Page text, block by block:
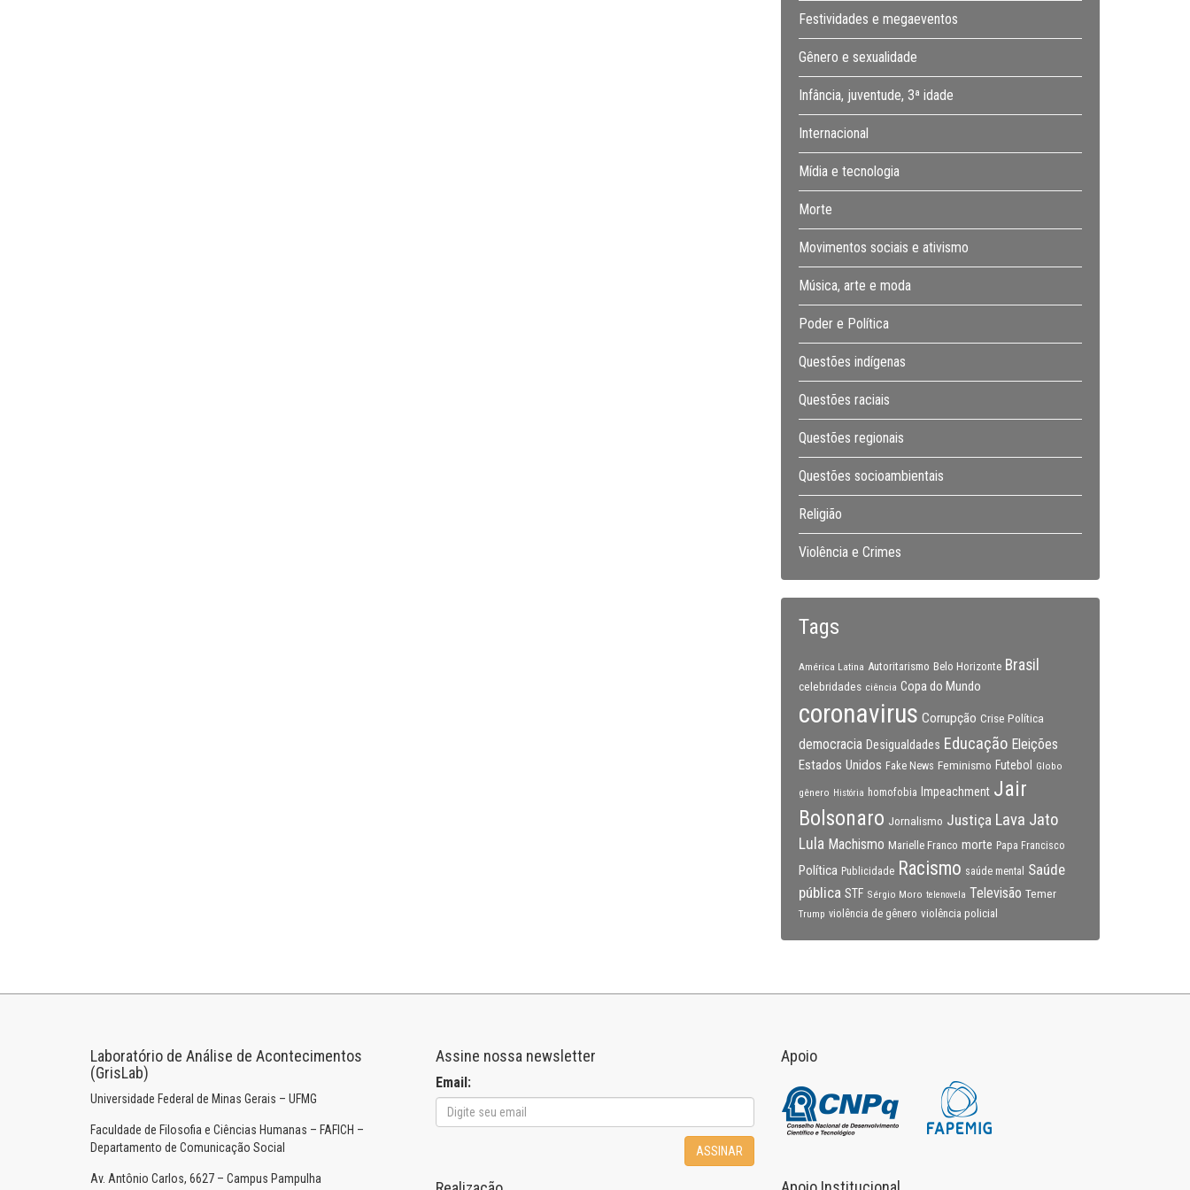
Festividades e megaeventos
Gênero e sexualidade
Infância, juventude, 3ª idade
Internacional
Mídia e tecnologia
Morte
Movimentos sociais e ativismo
Música, arte e moda
Poder e Política
Questões indígenas
Questões raciais
Questões regionais
Questões socioambientais
Religião
Violência e Crimes
Tags
América Latina Autoritarismo Belo Horizonte Brasil
celebridades ciência Copa do Mundo
coronavirus Corrupção Crise Política
democracia Desigualdades Educação Eleições
Estados Unidos Fake News Feminismo Futebol Globo
gênero História homofobia Impeachment Jair
Bolsonaro Jornalismo Justiça Lava Jato
Lula Machismo Marielle Franco morte Papa Francisco
Política Publicidade Racismo saúde mental
Saúde
pública STF Sérgio Moro telenovela Televisão Temer
Trump violência de gênero violência policial
Laboratório de Análise de Acontecimentos
(GrisLab)
Universidade Federal de Minas Gerais – UFMG
Faculdade de Filosofia e Ciências Humanas – FAFICH –
Departamento de Comunicação Social
Av. Antônio Carlos, 6627 – Campus Pampulha
Assine nossa newsletter
Email:
ASSINAR
Apoio